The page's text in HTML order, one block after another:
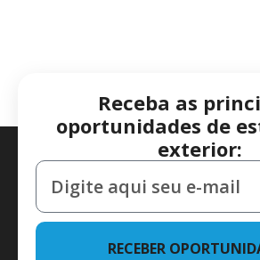
Receba as
oportunidades de
exterior:
RECEBER